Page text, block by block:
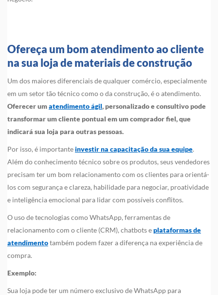
Ofereça um bom atendimento ao cliente
na sua loja de materiais de construção
Um dos maiores diferenciais de qualquer comércio, especialmente
em um setor tão técnico como o da construção, é o atendimento.
Oferecer umatendimento ágil, personalizado e consultivo pode
transformar um cliente pontual em um comprador fiel, que
indicará sua loja para outras pessoas.
Por isso, é importanteinvestir na capacitação da sua equipe.
Além do conhecimento técnico sobre os produtos, seus vendedores
precisam ter um bom relacionamento com os clientes para orientá-
los com segurança e clareza, habilidade para negociar, proatividade
e inteligência emocional para lidar com possíveis conflitos.
O uso de tecnologias como WhatsApp, ferramentas de
relacionamento com o cliente (CRM), chatbots eplataformas de
atendimentotambém podem fazer a diferença na experiência de
compra.
Exemplo:
Sua loja pode ter um número exclusivo de WhatsApp para